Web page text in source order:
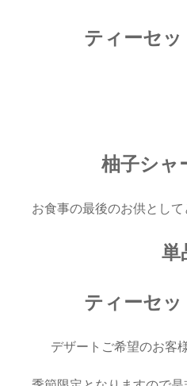
ティーセッ
柚子シャ
お食事の最後のお供とし
単品
ティーセッ
デザートご希望のお客